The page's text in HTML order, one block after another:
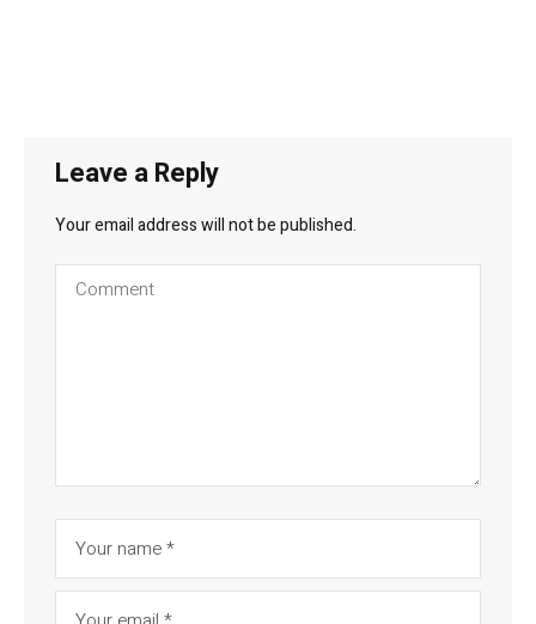
Leave a Reply
Your email address will not be published.